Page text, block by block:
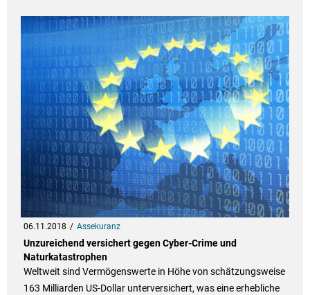
06.11.2018 Assekuranz
Unzureichend versichert gegen Cyber-Crime und
Naturkatastrophen
Weltweit sind Vermögenswerte in Höhe von schätzungsweise
163 Milliarden US-Dollar unterversichert, was eine erhebliche